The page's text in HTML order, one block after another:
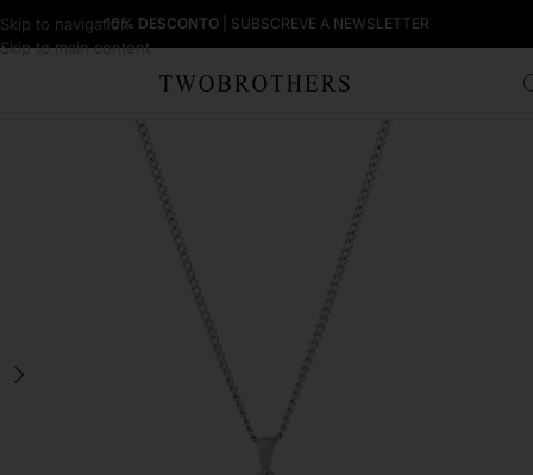
Skip to navigation
Skip to main content
10% DESCONTO| SUBSCREVE A NEWSLETTER
Colares Homem